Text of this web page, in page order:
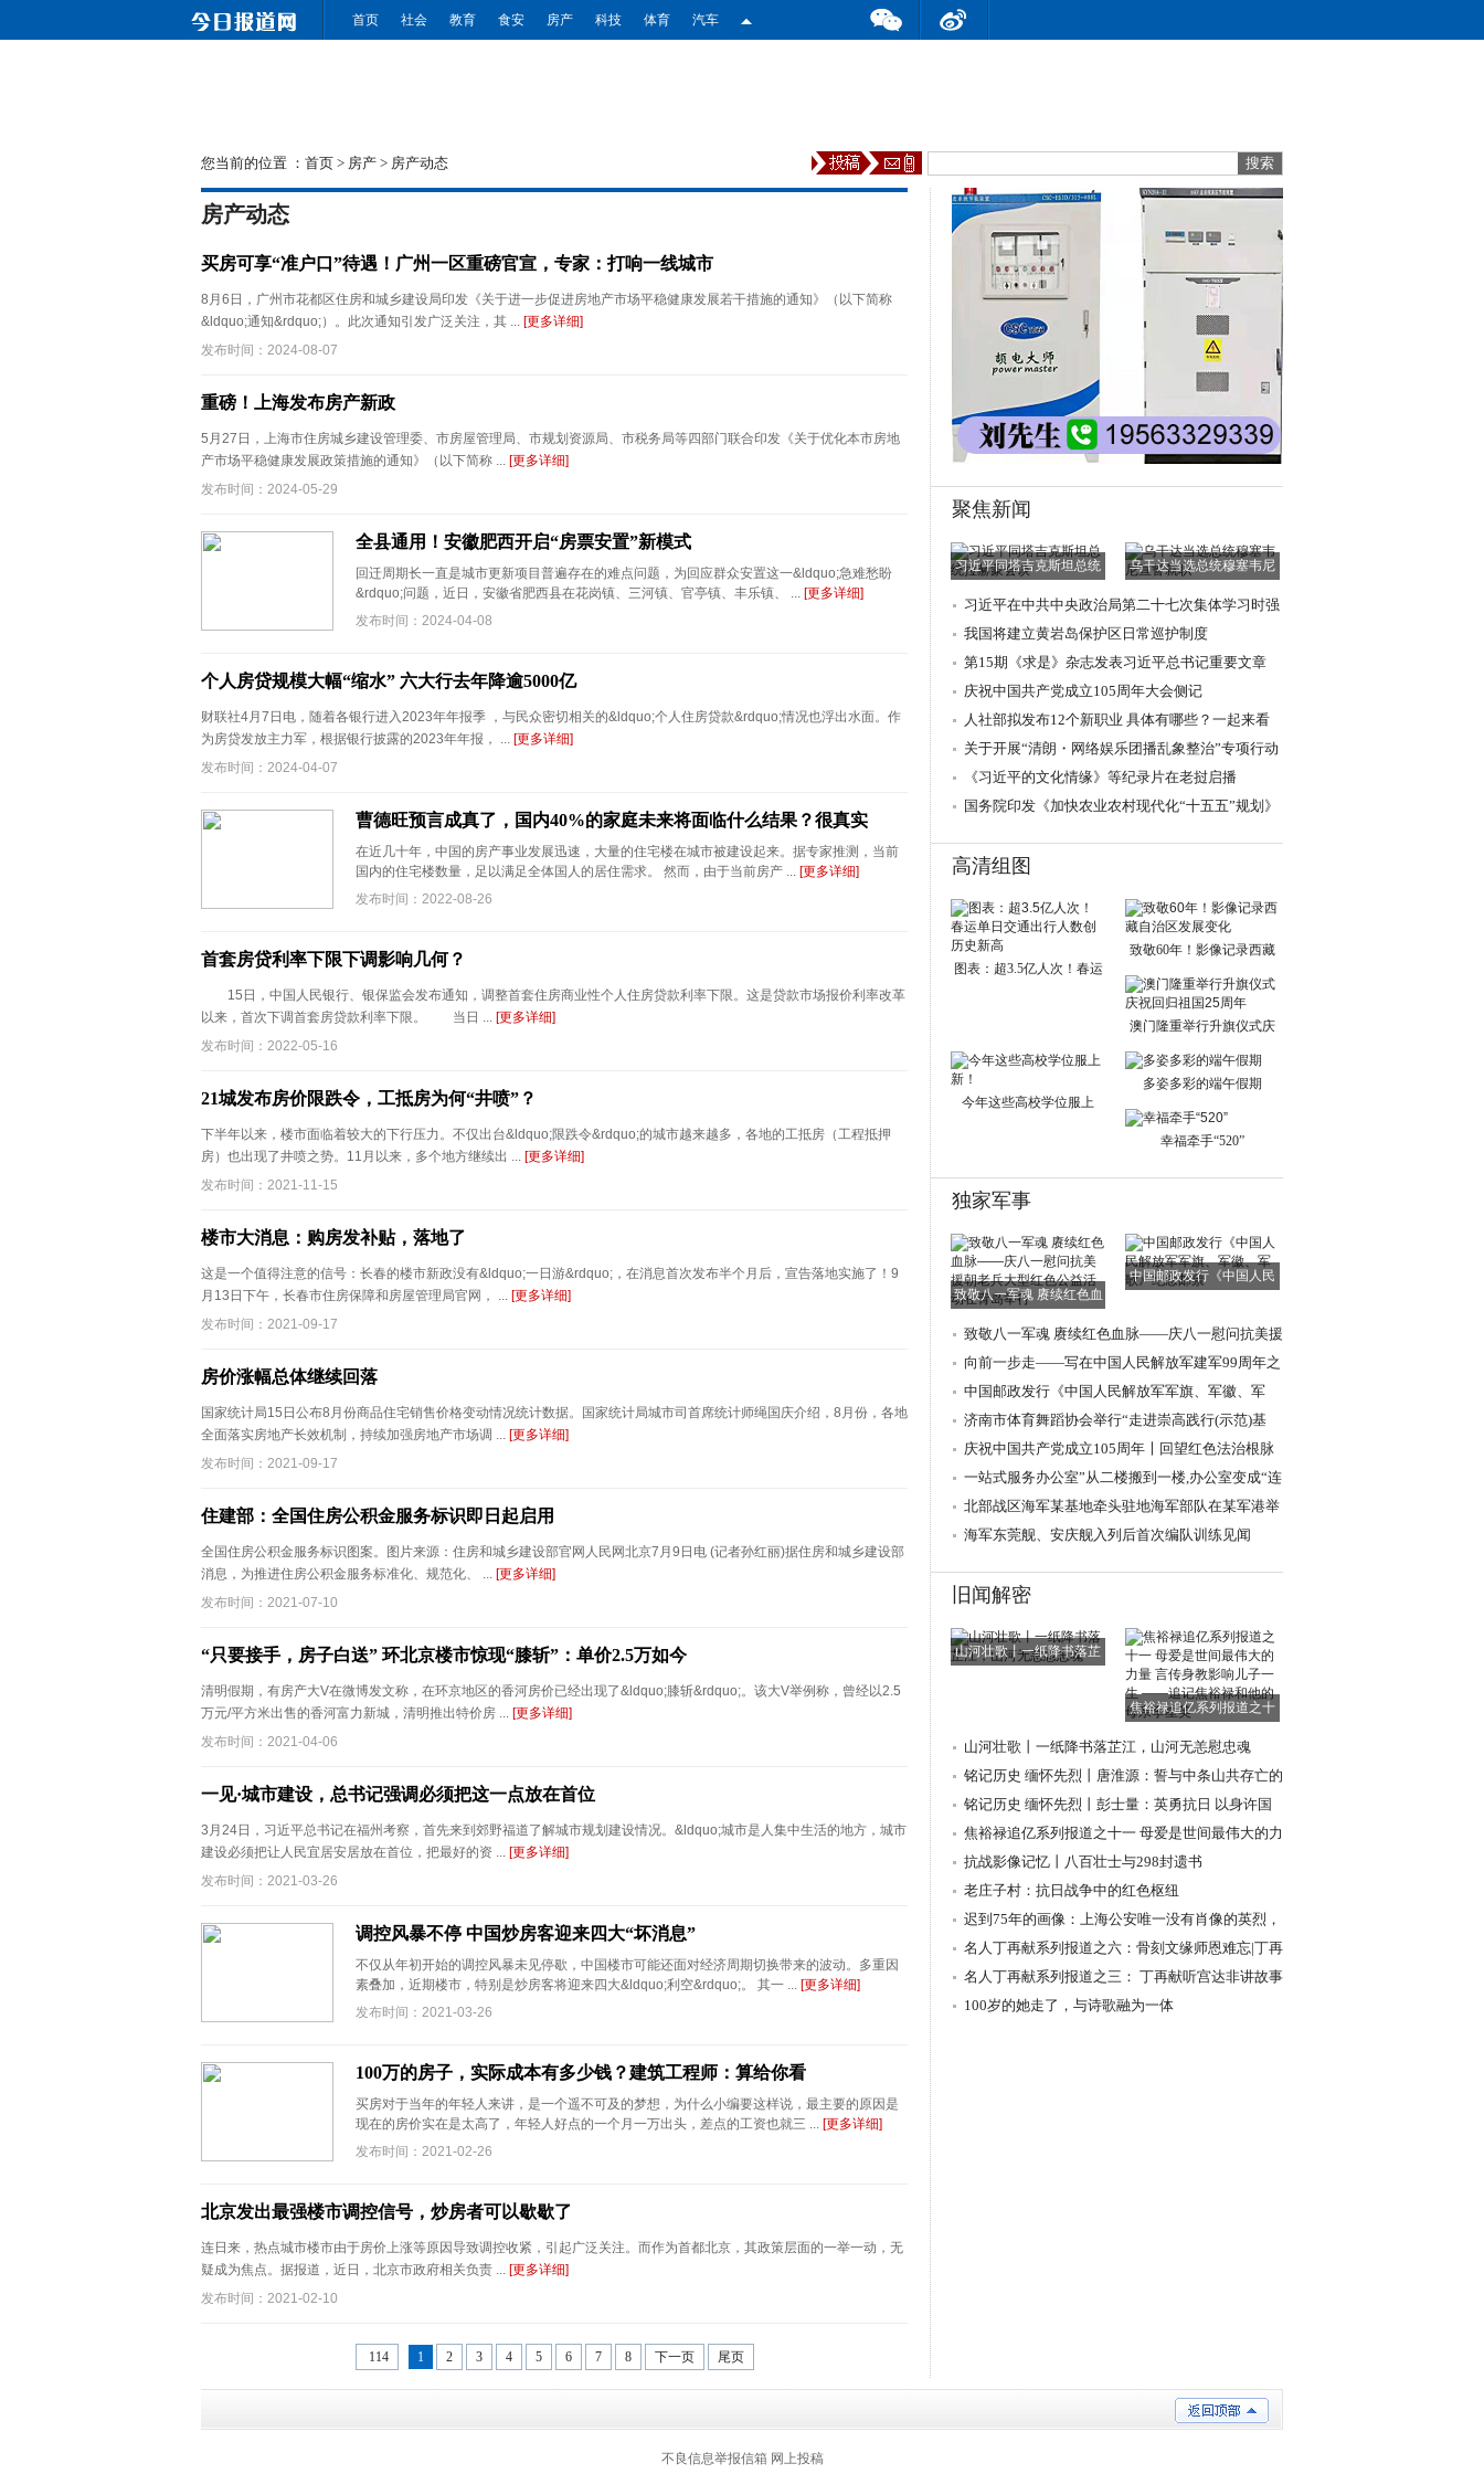
首页 社会 教育 食安 房产 科技 体育 汽车
您当前的位置 ： 首页 > 房产 > 房产动态
房产动态
买房可享“准户口”待遇！广州一区重磅官宣，专家：打响一线城市
8月6日，广州市花都区住房和城乡建设局印发《关于进一步促进房地产市场平稳健康发展若干措施的通知》（以下简称
&ldquo;通知&rdquo;）。此次通知引发广泛关注，其 ... [更多详细]
发布时间：2024-08-07
重磅！上海发布房产新政
5月27日，上海市住房城乡建设管理委、市房屋管理局、市规划资源局、市税务局等四部门联合印发《关于优化本市房地
产市场平稳健康发展政策措施的通知》（以下简称 ... [更多详细]
发布时间：2024-05-29
全县通用！安徽肥西开启“房票安置”新模式
回迁周期长一直是城市更新项目普遍存在的难点问题，为回应群众安置这一&ldquo;急难愁盼
&rdquo;问题，近日，安徽省肥西县在花岗镇、三河镇、官亭镇、丰乐镇、 ... [更多详细]
发布时间：2024-04-08
个人房贷规模大幅“缩水” 六大行去年降逾5000亿
财联社4月7日电，随着各银行进入2023年年报季 ，与民众密切相关的&ldquo;个人住房贷款&rdquo;情况也浮出水面。作
为房贷发放主力军，根据银行披露的2023年年报， ... [更多详细]
发布时间：2024-04-07
曹德旺预言成真了，国内40%的家庭未来将面临什么结果？很真实
在近几十年，中国的房产事业发展迅速，大量的住宅楼在城市被建设起来。据专家推测，当前
国内的住宅楼数量，足以满足全体国人的居住需求。 然而，由于当前房产 ... [更多详细]
发布时间：2022-08-26
首套房贷利率下限下调影响几何？
15日，中国人民银行、银保监会发布通知，调整首套住房商业性个人住房贷款利率下限。这是贷款市场报价利率改革
以来，首次下调首套房贷款利率下限。 当日 ... [更多详细]
发布时间：2022-05-16
21城发布房价限跌令，工抵房为何“井喷”？
下半年以来，楼市面临着较大的下行压力。不仅出台&ldquo;限跌令&rdquo;的城市越来越多，各地的工抵房（工程抵押
房）也出现了井喷之势。11月以来，多个地方继续出 ... [更多详细]
发布时间：2021-11-15
楼市大消息：购房发补贴，落地了
这是一个值得注意的信号：长春的楼市新政没有&ldquo;一日游&rdquo;，在消息首次发布半个月后，宣告落地实施了！9
月13日下午，长春市住房保障和房屋管理局官网， ... [更多详细]
发布时间：2021-09-17
房价涨幅总体继续回落
国家统计局15日公布8月份商品住宅销售价格变动情况统计数据。国家统计局城市司首席统计师绳国庆介绍，8月份，各地
全面落实房地产长效机制，持续加强房地产市场调 ... [更多详细]
发布时间：2021-09-17
住建部：全国住房公积金服务标识即日起启用
全国住房公积金服务标识图案。图片来源：住房和城乡建设部官网人民网北京7月9日电 (记者孙红丽)据住房和城乡建设部
消息，为推进住房公积金服务标准化、规范化、 ... [更多详细]
发布时间：2021-07-10
“只要接手，房子白送” 环北京楼市惊现“膝斩”：单价2.5万如今
清明假期，有房产大V在微博发文称，在环京地区的香河房价已经出现了&ldquo;膝斩&rdquo;。该大V举例称，曾经以2.5
万元/平方米出售的香河富力新城，清明推出特价房 ... [更多详细]
发布时间：2021-04-06
一见·城市建设，总书记强调必须把这一点放在首位
3月24日，习近平总书记在福州考察，首先来到郊野福道了解城市规划建设情况。&ldquo;城市是人集中生活的地方，城市
建设必须把让人民宜居安居放在首位，把最好的资 ... [更多详细]
发布时间：2021-03-26
调控风暴不停 中国炒房客迎来四大“坏消息”
不仅从年初开始的调控风暴未见停歇，中国楼市可能还面对经济周期切换带来的波动。多重因
素叠加，近期楼市，特别是炒房客将迎来四大&ldquo;利空&rdquo;。 其一 ... [更多详细]
发布时间：2021-03-26
100万的房子，实际成本有多少钱？建筑工程师：算给你看
买房对于当年的年轻人来讲，是一个遥不可及的梦想，为什么小编要这样说，最主要的原因是
现在的房价实在是太高了，年轻人好点的一个月一万出头，差点的工资也就三 ... [更多详细]
发布时间：2021-02-26
北京发出最强楼市调控信号，炒房者可以歇歇了
连日来，热点城市楼市由于房价上涨等原因导致调控收紧，引起广泛关注。而作为首都北京，其政策层面的一举一动，无
疑成为焦点。据报道，近日，北京市政府相关负责 ... [更多详细]
发布时间：2021-02-10
114 1 2 3 4 5 6 7 8 下一页 尾页
聚焦新闻
习近平同塔吉克斯坦总统
乌干达当选总统穆塞韦尼
习近平在中共中央政治局第二十七次集体学习时强
调 强化政治引领
我国将建立黄岩岛保护区日常巡护制度
第15期《求是》杂志发表习近平总书记重要文章
庆祝中国共产党成立105周年大会侧记
人社部拟发布12个新职业 具体有哪些？一起来看
→
关于开展“清朗・网络娱乐团播乱象整治”专项行动
的通知
《习近平的文化情缘》等纪录片在老挝启播
国务院印发《加快农业农村现代化“十五五”规划》
高清组图
图表：超3.5亿人次！春运
致敬60年！影像记录西藏
自治区发展变化
澳门隆重举行升旗仪式庆
祝回归祖国25周
今年这些高校学位服上
多姿多彩的端午假期
幸福牵手“520”
独家军事
致敬八一军魂 赓续红色血
中国邮政发行《中国人民
致敬八一军魂 赓续红色血脉——庆八一慰问抗美援
朝老兵大型红色
向前一步走——写在中国人民解放军建军99周年之
际
中国邮政发行《中国人民解放军军旗、军徽、军
歌》纪念邮票
济南市体育舞蹈协会举行“走进崇高践行(示范)基
地”挂牌仪式
庆祝中国共产党成立105周年〡回望红色法治根脉
讲述强军法治使
一站式服务办公室”从二楼搬到一楼,办公室变成“连
心桥”
北部战区海军某基地牵头驻地海军部队在某军港举
行开放活动
海军东莞舰、安庆舰入列后首次编队训练见闻
旧闻解密
山河壮歌丨一纸降书落芷
焦裕禄追亿系列报道之十
山河壮歌丨一纸降书落芷江，山河无恙慰忠魂
铭记历史 缅怀先烈丨唐淮源：誓与中条山共存亡的
抗日英烈
铭记历史 缅怀先烈丨彭士量：英勇抗日 以身许国
焦裕禄追亿系列报道之十一 母爱是世间最伟大的力
量 言传身教
抗战影像记忆丨八百壮士与298封遗书
老庄子村：抗日战争中的红色枢纽
迟到75年的画像：上海公安唯一没有肖像的英烈，
重现年轻模样
名人丁再献系列报道之六：骨刻文缘师恩难忘|丁再
献忆路遥教授
名人丁再献系列报道之三： 丁再献听宫达非讲故事
游栈桥
100岁的她走了，与诗歌融为一体
不良信息举报信箱 网上投稿